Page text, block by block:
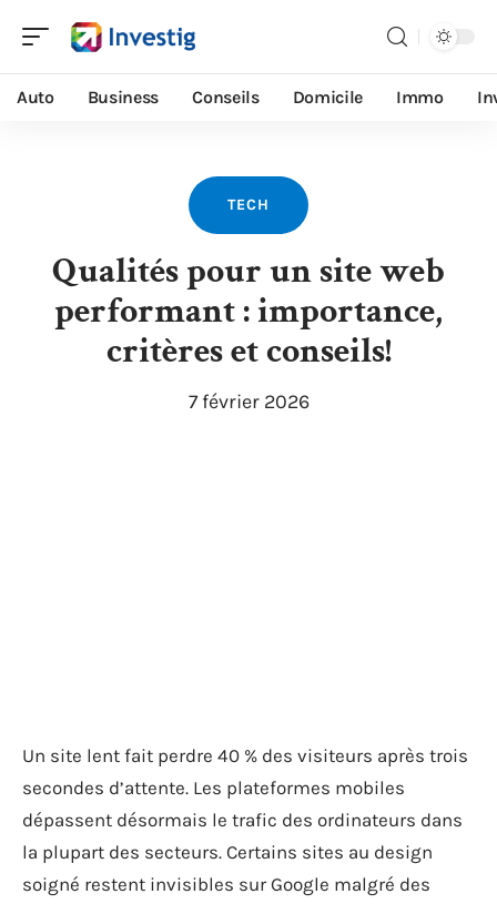
Auto Business Conseils Domicile Immo
TECH
Qualités pour un site web
performant : importance,
critères et conseils!
7 février 2026
Un site lent fait perdre 40 % des visiteurs après trois
secondes d’attente. Les plateformes mobiles
dépassent désormais le trafic des ordinateurs dans
la plupart des secteurs. Certains sites au design
soigné restent invisibles sur Google malgré des